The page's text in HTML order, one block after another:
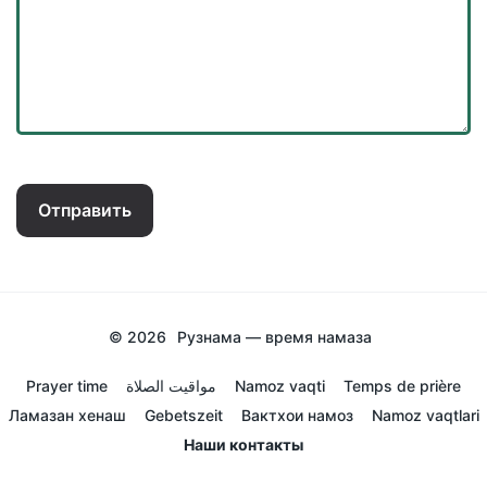
Отправить
© 2026 Рузнама — время намаза
Prayer time مواقيت الصلاة Namoz vaqti
Temps de prière
Ламазан хенаш
Gebetszeit Вактхои намоз
Namoz vaqtlari
Наши контакты